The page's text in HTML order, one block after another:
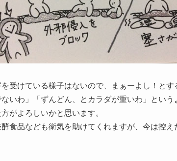
受けている様子はないので、まぁーよし！と
いわ」「ずんどん、とカラダが重いわ」とい
がよろしいかと思います。
食品なども衛気を助けてくれますが、今は控え